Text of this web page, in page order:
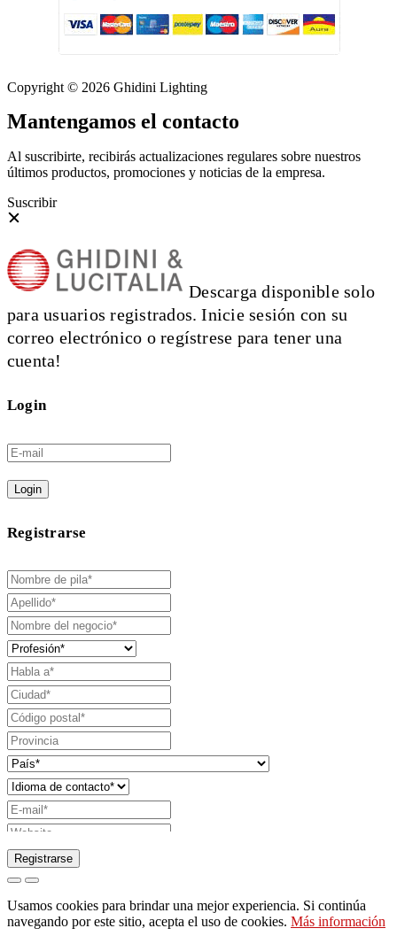
Copyright © 2026 Ghidini Lighting
Mantengamos el contacto
Al suscribirte, recibirás actualizaciones regulares sobre nuestros
últimos productos, promociones y noticias de la empresa.
Suscribir
Descarga disponible solo
para usuarios registrados. Inicie sesión con su
correo electrónico o regístrese para tener una
cuenta!
Login
Login
Registrarse
Solicitud de envío de catálogo
Solicite ser contactado por su representante de
Registrarse
Usamos cookies para brindar una mejor experiencia. Si continúa
navegando por este sitio, acepta el uso de cookies. Más información